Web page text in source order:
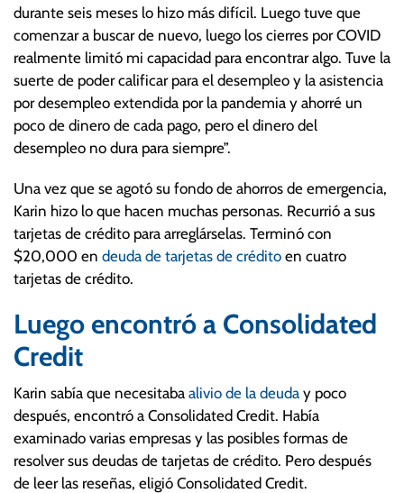
durante seis meses lo hizo más difícil. Luego tuve que
comenzar a buscar de nuevo, luego los cierres por COVID
realmente limitó mi capacidad para encontrar algo. Tuve la
suerte de poder calificar para el desempleo y la asistencia
por desempleo extendida por la pandemia y ahorré un
poco de dinero de cada pago, pero el dinero del
desempleo no dura para siempre”.
Una vez que se agotó su fondo de ahorros de emergencia,
Karin hizo lo que hacen muchas personas. Recurrió a sus
tarjetas de crédito para arreglárselas. Terminó con
$20,000 en deuda de tarjetas de crédito en cuatro
tarjetas de crédito.
Luego encontró a Consolidated
Credit
Karin sabía que necesitaba alivio de la deuda y poco
después, encontró a Consolidated Credit. Había
examinado varias empresas y las posibles formas de
resolver sus deudas de tarjetas de crédito. Pero después
de leer las reseñas, eligió Consolidated Credit.